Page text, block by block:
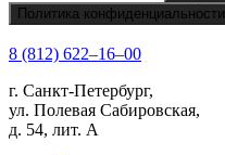
Политика конфиденциальности
8 (812) 622‒16‒00
г. Санкт-Петербург,
ул. Полевая Сабировская,
д. 54, лит. А